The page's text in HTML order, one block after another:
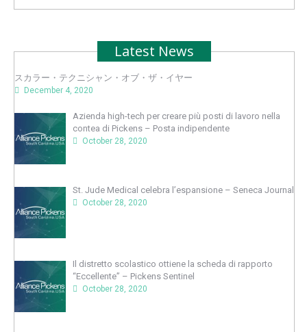
Latest News
スカラー・テクニシャン・オブ・ザ・イヤー
December 4, 2020
Azienda high-tech per creare più posti di lavoro nella
contea di Pickens – Posta indipendente
October 28, 2020
St. Jude Medical celebra l’espansione – Seneca Journal
October 28, 2020
Il distretto scolastico ottiene la scheda di rapporto
“Eccellente” – Pickens Sentinel
October 28, 2020